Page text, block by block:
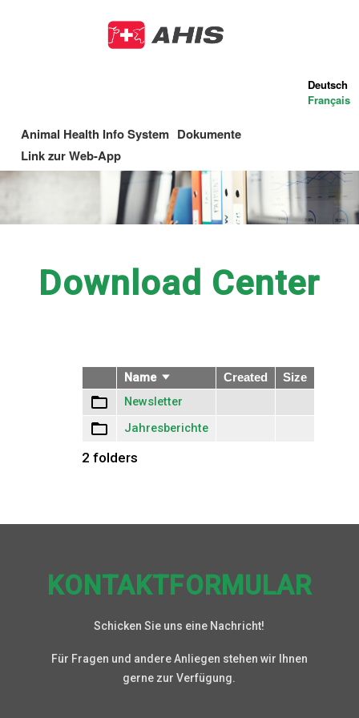
zum
Deutsch
Français
Main
navigation
Animal Health Info System Dokumente
Link zur Web-App
Download Center
Name Aufsteigend
sortieren
Created Size
Newsletter
Jahresberichte
2 folders
KONTAKTFORMULAR
Schicken Sie uns eine Nachricht!
Für Fragen und andere Anliegen stehen wir Ihnen
gerne zur Verfügung.